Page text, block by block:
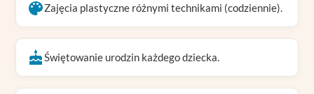
Zajęcia plastyczne różnymi technikami (codziennie).
Świętowanie urodzin każdego dziecka.